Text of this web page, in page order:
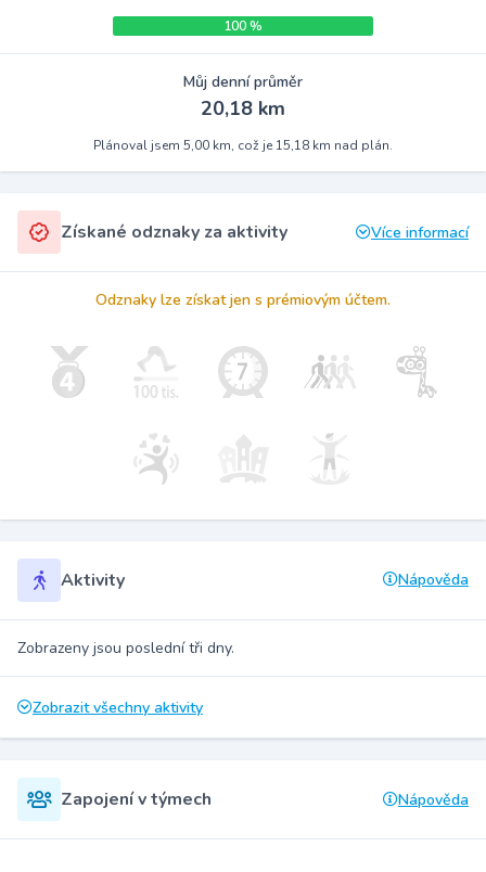
100 %
Můj denní průměr
20,18 km
Plánoval jsem 5,00 km, což je 15,18 km nad plán.
Získané odznaky za aktivity Více informací
Odznaky lze získat jen s prémiovým účtem.
Aktivity Nápověda
Zobrazeny jsou poslední tři dny.
Zobrazit všechny aktivity
Zapojení v týmech Nápověda